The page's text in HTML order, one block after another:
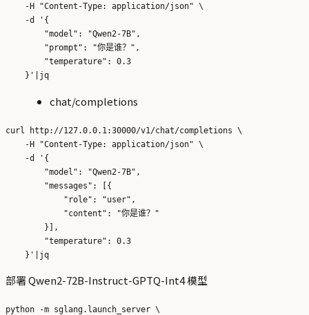
    -H "Content-Type: application/json" \
    -d '{
        "model": "Qwen2-7B",
        "prompt": "你是谁？",
        "temperature": 0.3
chat/completions
curl http://127.0.0.1:30000/v1/chat/completions \
    -H "Content-Type: application/json" \
    -d '{
        "model": "Qwen2-7B",
        "messages": [{
            "role": "user",
            "content": "你是谁？"
        }],
        "temperature": 0.3
部署 Qwen2-72B-Instruct-GPTQ-Int4 模型
python -m sglang.launch_server \